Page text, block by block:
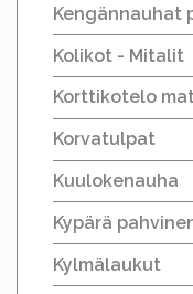
Kengännauhat
Kolikot - Mitalit
Korttikotelo
Korvatulpat
Kuulokenauha
Kypärä
Kylmälaukut